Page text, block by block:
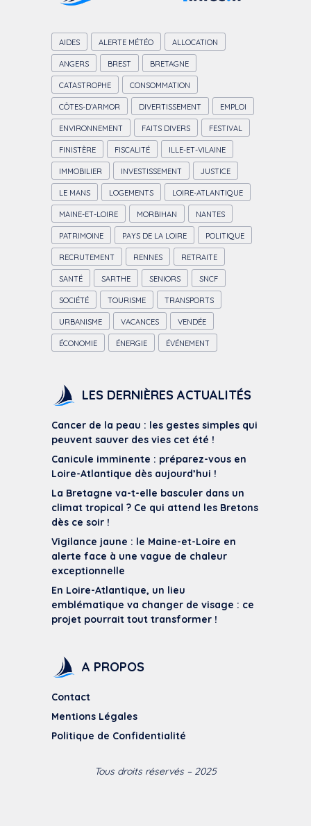
AIDES ALERTE MÉTÉO ALLOCATION
ANGERS BREST BRETAGNE
CATASTROPHE CONSOMMATION
CÔTES-D’ARMOR DIVERTISSEMENT EMPLOI
ENVIRONNEMENT FAITS DIVERS FESTIVAL
FINISTÈRE FISCALITÉ ILLE-ET-VILAINE
IMMOBILIER INVESTISSEMENT JUSTICE
LE MANS LOGEMENTS LOIRE-ATLANTIQUE
MAINE-ET-LOIRE MORBIHAN NANTES
PATRIMOINE PAYS DE LA LOIRE POLITIQUE
RECRUTEMENT RENNES RETRAITE
SANTÉ SARTHE SENIORS SNCF
SOCIÉTÉ TOURISME TRANSPORTS
URBANISME VACANCES VENDÉE
ÉCONOMIE ÉNERGIE ÉVÉNEMENT
LES DERNIÈRES ACTUALITÉS
Cancer de la peau : les gestes simples qui
peuvent sauver des vies cet été !
Canicule imminente : préparez-vous en
Loire-Atlantique dès aujourd’hui !
La Bretagne va-t-elle basculer dans un
climat tropical ? Ce qui attend les Bretons
dès ce soir !
Vigilance jaune : le Maine-et-Loire en
alerte face à une vague de chaleur
exceptionnelle
En Loire-Atlantique, un lieu
emblématique va changer de visage : ce
projet pourrait tout transformer !
A PROPOS
Contact
Mentions Légales
Politique de Confidentialité
Tous droits réservés – 2025